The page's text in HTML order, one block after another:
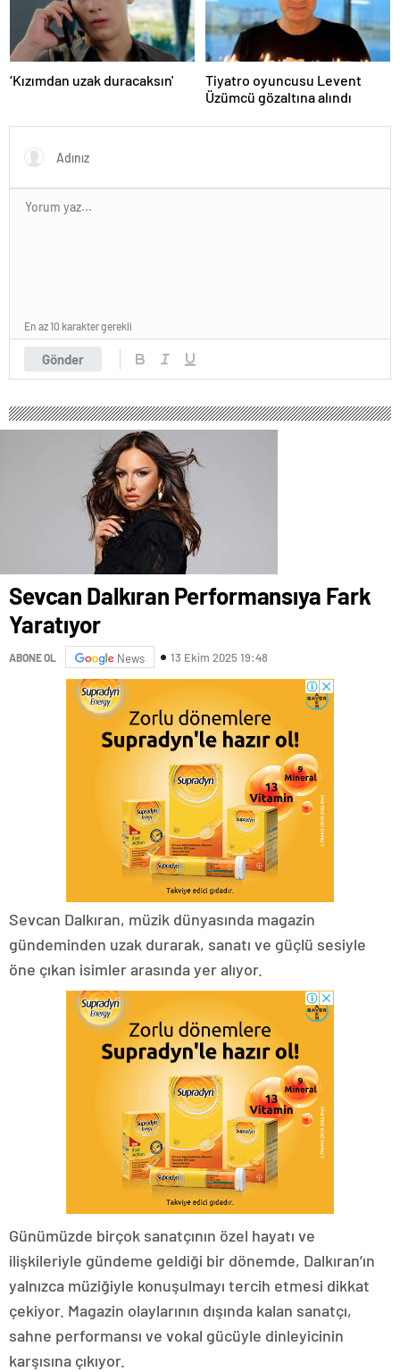
‘Kızımdan uzak duracaksın'
Tiyatro oyuncusu Levent
Üzümcü gözaltına alındı
Gönder
En az 10 karakter gerekli
Sevcan Dalkıran Performansıya Fark
Yaratıyor
ABONE OL News 13 Ekim 2025 19:48
Sevcan Dalkıran, müzik dünyasında magazin
gündeminden uzak durarak, sanatı ve güçlü sesiyle
öne çıkan isimler arasında yer alıyor.
Günümüzde birçok sanatçının özel hayatı ve
ilişkileriyle gündeme geldiği bir dönemde, Dalkıran’ın
yalnızca müziğiyle konuşulmayı tercih etmesi dikkat
çekiyor. Magazin olaylarının dışında kalan sanatçı,
sahne performansı ve vokal gücüyle dinleyicinin
karşısına çıkıyor.